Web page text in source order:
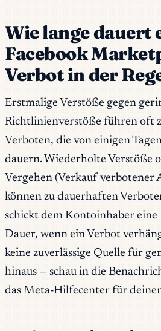
Wie lange dauert
Facebook
Verbot in der
Erstmalige Verstöße gegen
Richtlinienverstöße führen oft
Verboten, die von einigen
dauern. Wiederholte Verstöße
Vergehen (Verkauf verbotener
können zu dauerhaften
schickt dem Kontoinhaber
Dauer, wenn ein Verbot
keine zuverlässige Quelle für
hinaus — schau in die
das Meta-Hilfecenter für